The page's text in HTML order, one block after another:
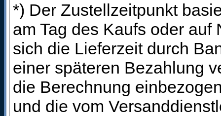
*) Der Zustellzeitpunkt
am Tag des Kaufs oder
sich die Lieferzeit durch
einer späteren Bezahlung
die Berechnung
und die vom